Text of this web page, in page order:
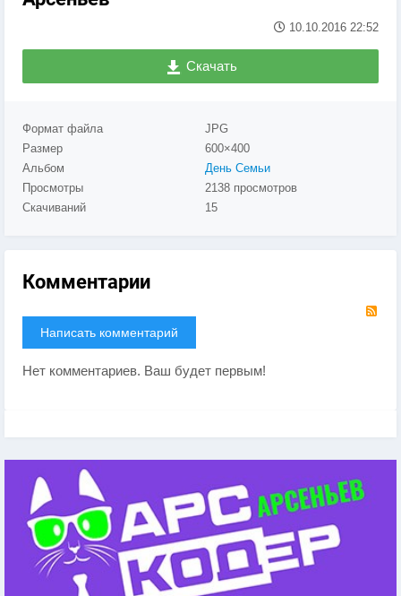
10.10.2016 22:52
Скачать
Формат файла
JPG
Размер
600×400
Альбом
День Семьи
Просмотры
2138 просмотров
Скачиваний
15
Комментарии
Написать комментарий
Нет комментариев. Ваш будет первым!